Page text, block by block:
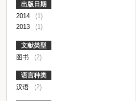
出版日期
2014
(1)
2013
(1)
文献类型
图书
(2)
语言种类
汉语
(2)